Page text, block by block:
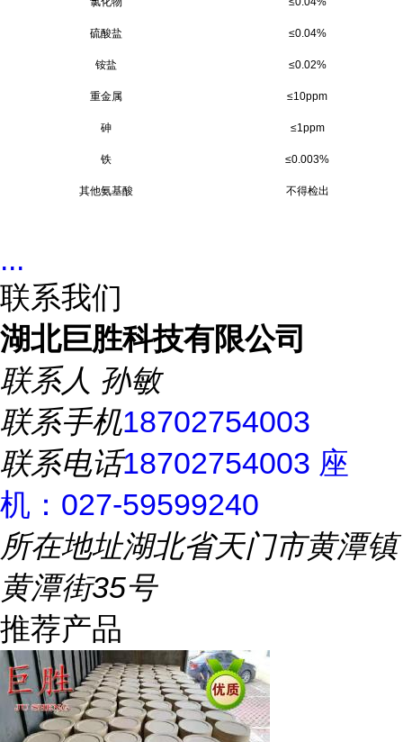
硫酸盐 ≤0.04%
铵盐 ≤0.02%
重金属 ≤10ppm
砷 ≤1ppm
铁 ≤0.003%
其他氨基酸 不得检出
...
联系我们
湖北巨胜科技有限公司
联系人 孙敏
联系手机18702754003
联系电话18702754003 座
机：027-59599240
所在地址湖北省天门市黄潭镇
黄潭街35号
推荐产品